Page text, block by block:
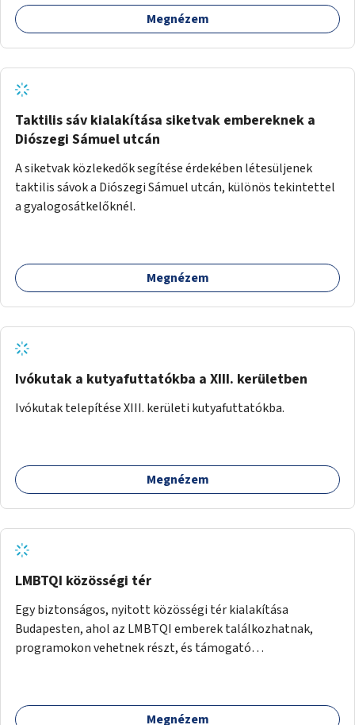
Megnézem
Taktilis sáv kialakítása siketvak embereknek a
Diószegi Sámuel utcán
A siketvak közlekedők segítése érdekében létesüljenek
taktilis sávok a Diószegi Sámuel utcán, különös tekintettel
a gyalogosátkelőknél.
Megnézem
Ivókutak a kutyafuttatókba a XIII. kerületben
Ivókutak telepítése XIII. kerületi kutyafuttatókba.
Megnézem
LMBTQI közösségi tér
Egy biztonságos, nyitott közösségi tér kialakítása
Budapesten, ahol az LMBTQI emberek találkozhatnak,
programokon vehetnek részt, és támogató
szervezetek programjainak is. Az üzemeltető pályázat
Megnézem